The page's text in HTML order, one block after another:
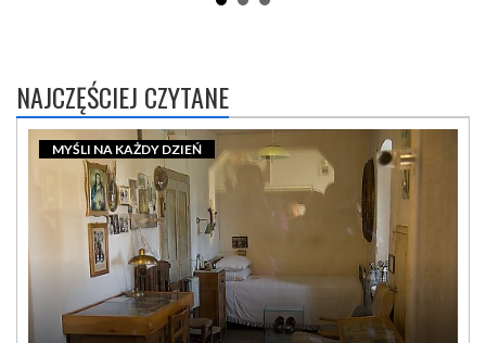
NAJCZĘŚCIEJ CZYTANE
MYŚLI NA KAŻDY DZIEŃ